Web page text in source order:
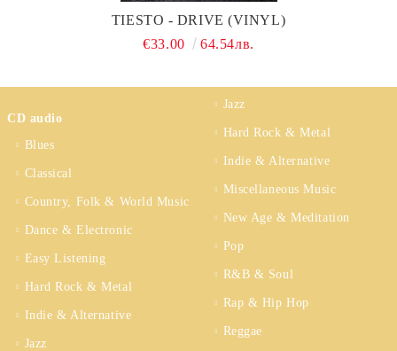
TIESTO - DRIVE (VINYL)
€33.00
64.54лв.
CD audio
Blues
Classical
Country, Folk & World Music
Dance & Electronic
Easy Listening
Hard Rock & Metal
Indie & Alternative
Jazz
Jazz
Hard Rock & Metal
Indie & Alternative
Miscellaneous Music
New Age & Meditation
Pop
R&B & Soul
Rap & Hip Hop
Reggae